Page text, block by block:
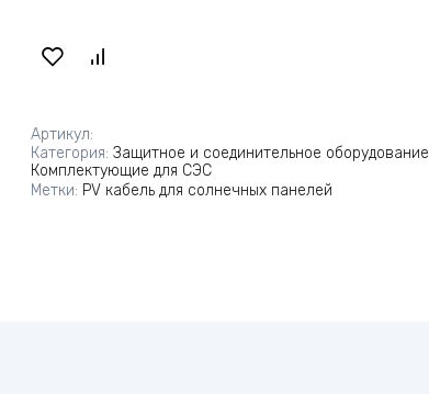
Артикул:
Категория: Защитное и соединительное оборудование
Комплектующие для СЭС
Метки: PV кабель для солнечных панелей